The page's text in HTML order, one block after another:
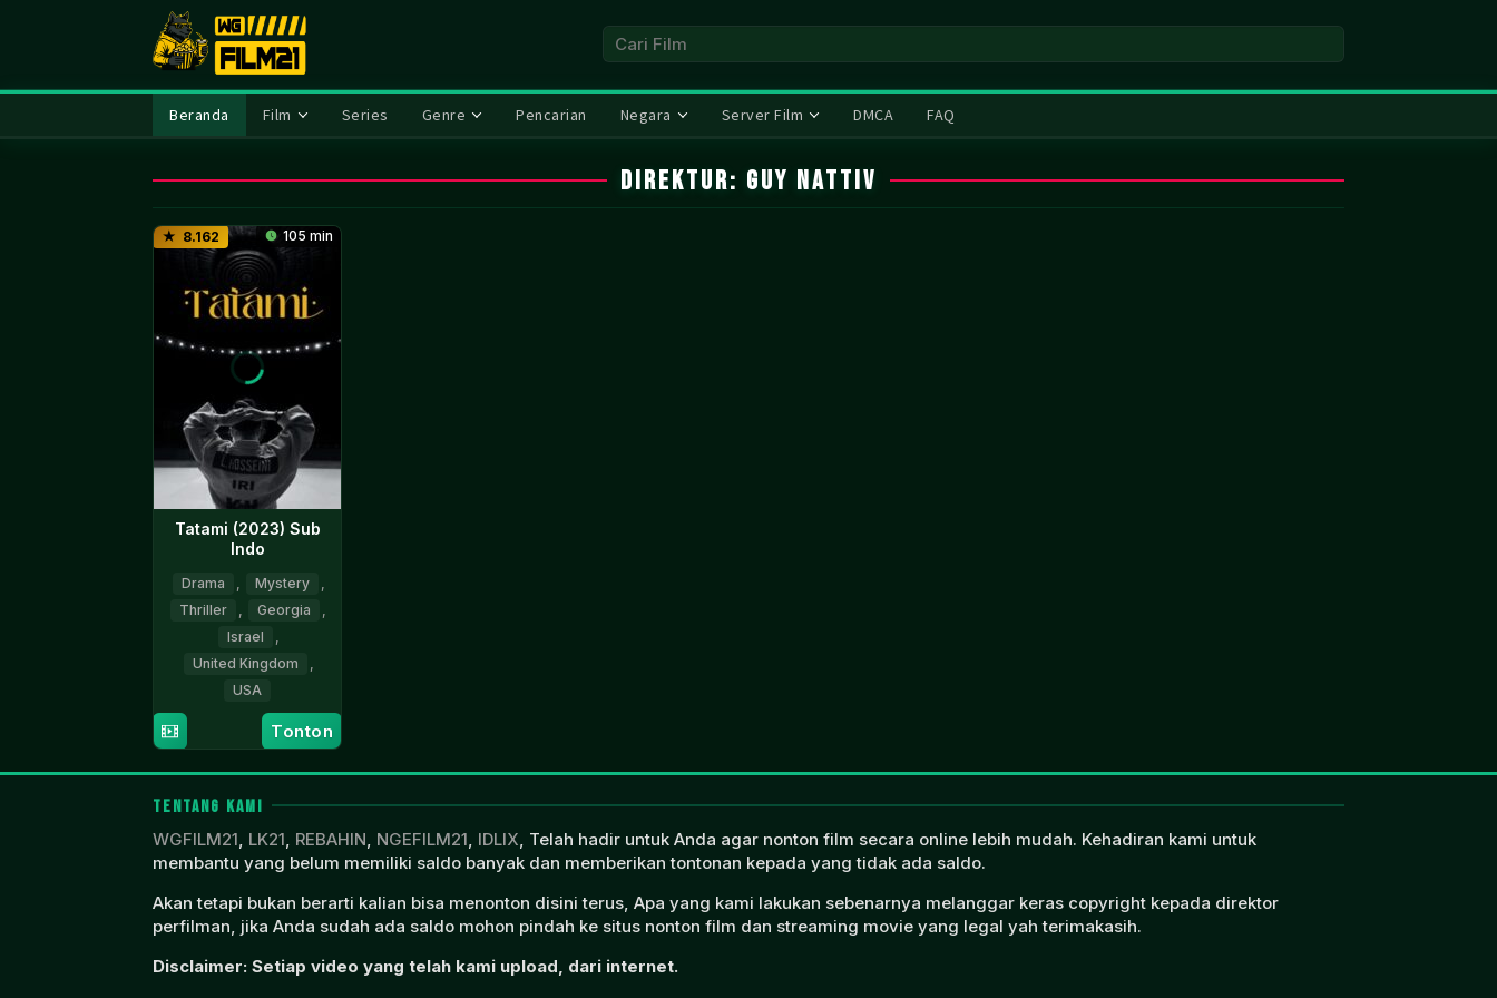
Beranda Film Series Genre Pencarian Negara Server Film DMCA FAQ
Direktur: Guy Nattiv
8.162 105 min
Tatami (2023) Sub
Indo
Drama , Mystery
,
Thriller
, Georgia
,
Israel
,
United Kingdom
,
USA
Mar
2024
Guy
Nattiv
Tonton
TENTANG KAMI
WGFILM21, LK21, REBAHIN, NGEFILM21, IDLIX, Telah hadir untuk Anda agar nonton film secara online lebih mudah. Kehadiran kami untuk
membantu yang belum memiliki saldo banyak dan memberikan tontonan kepada yang tidak ada saldo.
Akan tetapi bukan berarti kalian bisa menonton disini terus, Apa yang kami lakukan sebenarnya melanggar keras copyright kepada direktor
perfilman, jika Anda sudah ada saldo mohon pindah ke situs nonton film dan streaming movie yang legal yah terimakasih.
Disclaimer: Setiap video yang telah kami upload, dari internet.